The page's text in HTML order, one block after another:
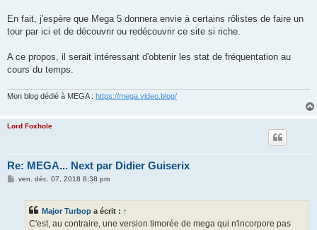
En fait, j'espère que Mega 5 donnera envie à certains rôlistes de faire un
tour par ici et de découvrir ou redécouvrir ce site si riche.
A ce propos, il serait intéressant d'obtenir les stat de fréquentation au
cours du temps.
Mon blog dédié à MEGA : https://mega.video.blog/
Lord Foxhole
Re: MEGA... Next par Didier Guiserix
Mven. déc. 07, 2018 8:38 pm
Major Turbop a écrit : ↑
C'est, au contraire, une version timorée de mega qui n'incorpore pas